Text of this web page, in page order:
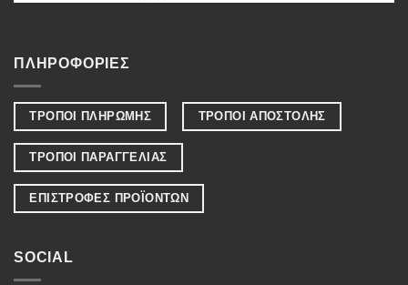
ΠΛΗΡΟΦΟΡΙΕΣ
ΤΡΟΠΟΙ ΠΛΗΡΩΜΗΣ ΤΡΟΠΟΙ ΑΠΟΣΤΟΛΗΣ
ΤΡΟΠΟΙ ΠΑΡΑΓΓΕΛΙΑΣ
ΕΠΙΣΤΡΟΦΕΣ ΠΡΟΪΟΝΤΩΝ
SOCIAL